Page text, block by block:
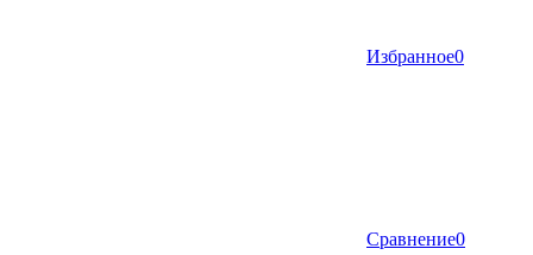
Избранное0
Сравнение0